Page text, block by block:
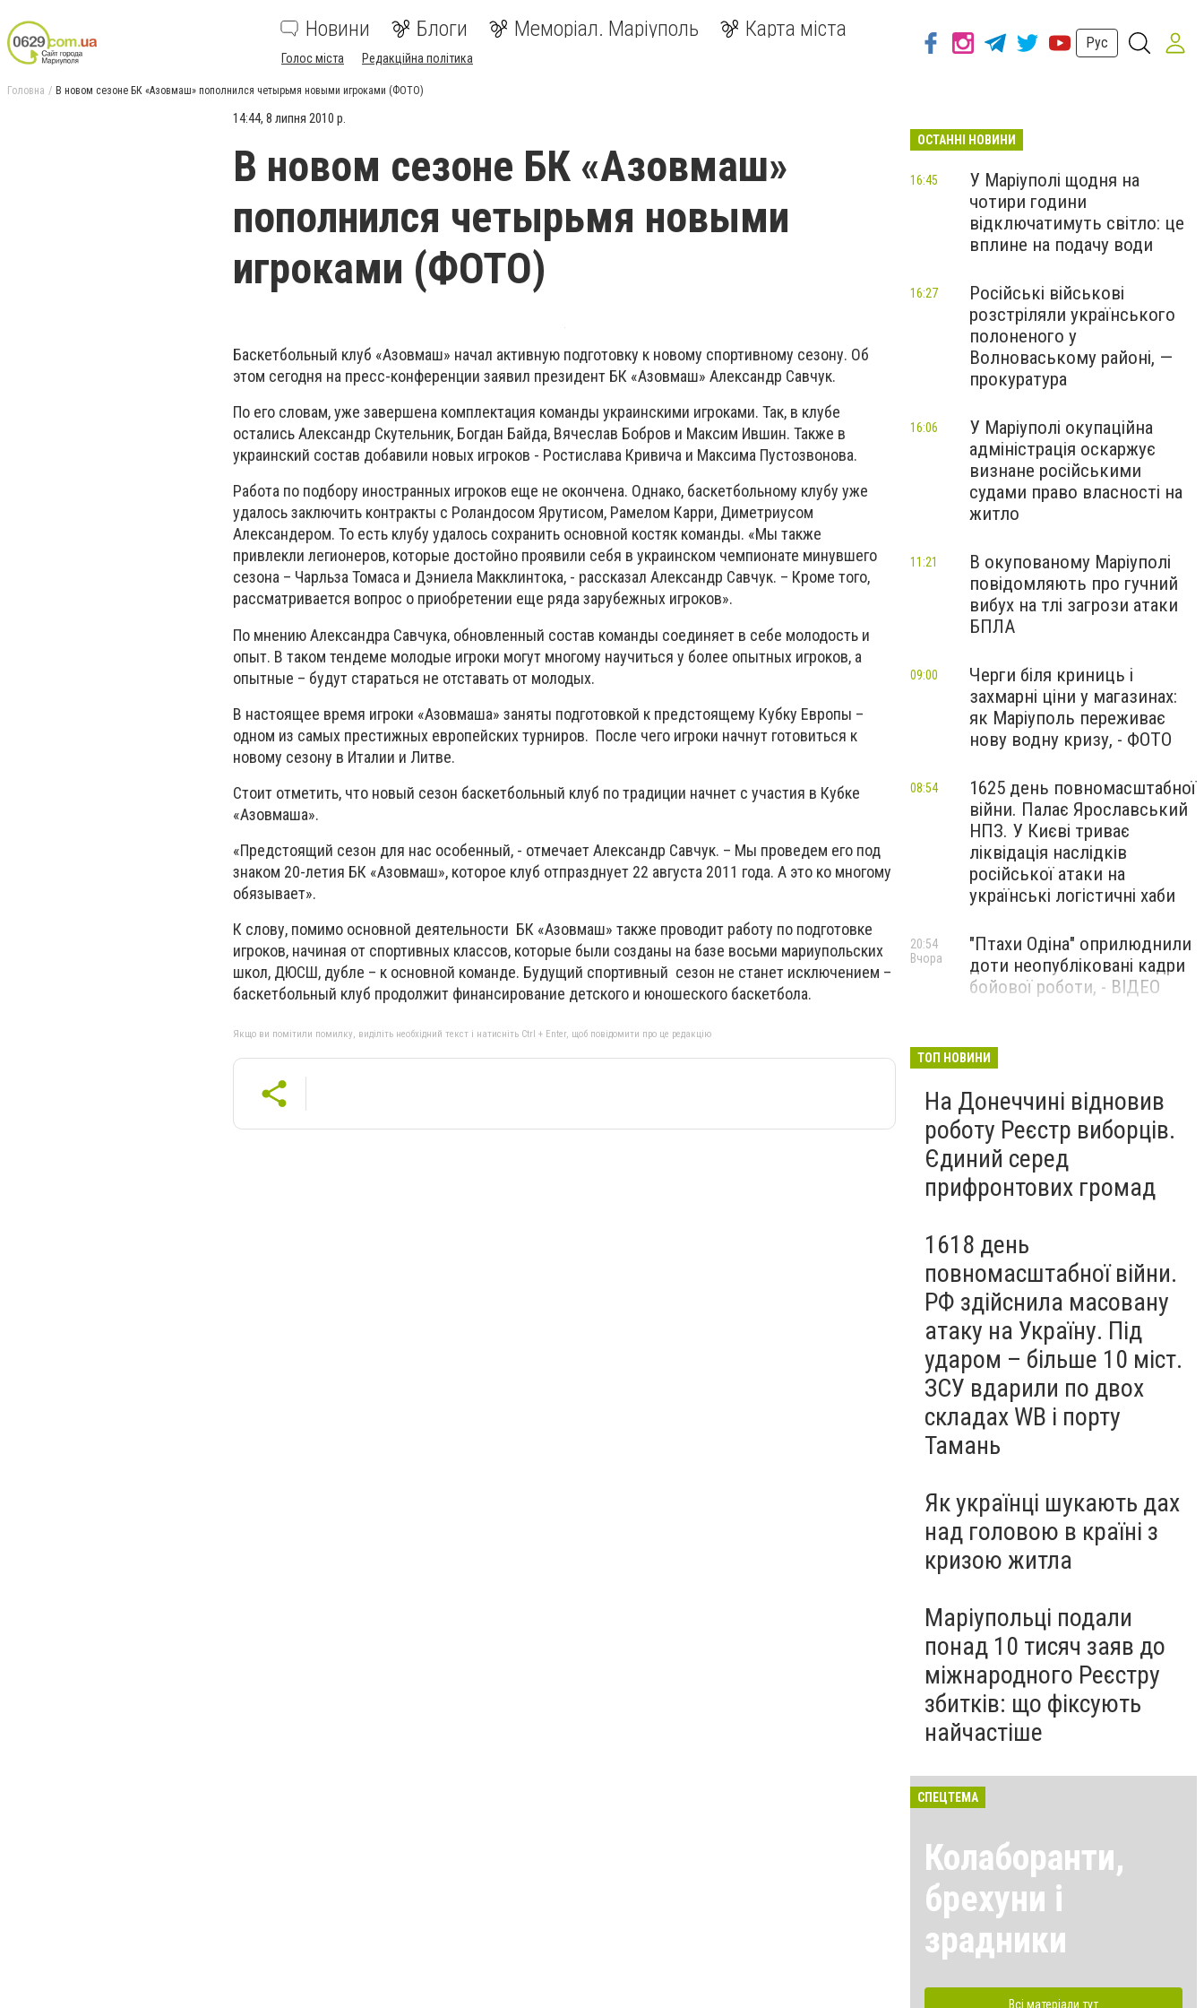
Новини Блоги Меморіал. Маріуполь Карта міста
Голос міста Редакційна політика
Рус
Головна В новом сезоне БК «Азовмаш» пополнился четырьмя новыми игроками (ФОТО)
14:44, 8 липня 2010 р.
В новом сезоне БК «Азовмаш»
пополнился четырьмя новыми
игроками (ФОТО)
Баскетбольный клуб «Азовмаш» начал активную подготовку к новому спортивному сезону. Об
этом сегодня на пресс-конференции заявил президент БК «Азовмаш» Александр Савчук.
По его словам, уже завершена комплектация команды украинскими игроками. Так, в клубе
остались Александр Скутельник, Богдан Байда, Вячеслав Бобров и Максим Ившин. Также в
украинский состав добавили новых игроков - Ростислава Кривича и Максима Пустозвонова.
Работа по подбору иностранных игроков еще не окончена. Однако, баскетбольному клубу уже
удалось заключить контракты с Роландосом Ярутисом, Рамелом Карри, Диметриусом
Александером. То есть клубу удалось сохранить основной костяк команды. «Мы также
привлекли легионеров, которые достойно проявили себя в украинском чемпионате минувшего
сезона – Чарльза Томаса и Дэниела Макклинтока, - рассказал Александр Савчук. – Кроме того,
рассматривается вопрос о приобретении еще ряда зарубежных игроков».
По мнению Александра Савчука, обновленный состав команды соединяет в себе молодость и
опыт. В таком тендеме молодые игроки могут многому научиться у более опытных игроков, а
опытные – будут стараться не отставать от молодых.
В настоящее время игроки «Азовмаша» заняты подготовкой к предстоящему Кубку Европы –
одном из самых престижных европейских турниров. После чего игроки начнут готовиться к
новому сезону в Италии и Литве.
Стоит отметить, что новый сезон баскетбольный клуб по традиции начнет с участия в Кубке
«Азовмаша».
«Предстоящий сезон для нас особенный, - отмечает Александр Савчук. – Мы проведем его под
знаком 20-летия БК «Азовмаш», которое клуб отпразднует 22 августа 2011 года. А это ко многому
обязывает».
К слову, помимо основной деятельности БК «Азовмаш» также проводит работу по подготовке
игроков, начиная от спортивных классов, которые были созданы на базе восьми мариупольских
школ, ДЮСШ, дубле – к основной команде. Будущий спортивный сезон не станет исключением –
баскетбольный клуб продолжит финансирование детского и юношеского баскетбола.
Якщо ви помітили помилку, виділіть необхідний текст і натисніть Ctrl + Enter, щоб повідомити про це редакцію
ОСТАННІ НОВИНИ
У Маріуполі щодня на
чотири години
відключатимуть світло: це
вплине на подачу води
16:45
Російські військові
розстріляли українського
полоненого у
Волноваському районі, —
прокуратура
16:27
У Маріуполі окупаційна
адміністрація оскаржує
визнане російськими
судами право власності на
житло
16:06
В окупованому Маріуполі
повідомляють про гучний
вибух на тлі загрози атаки
БПЛА
11:21
Черги біля криниць і
захмарні ціни у магазинах:
як Маріуполь переживає
нову водну кризу, - ФОТО
09:00
1625 день повномасштабної
війни. Палає Ярославський
НПЗ. У Києві триває
ліквідація наслідків
російської атаки на
українські логістичні хаби
08:54
"Птахи Одіна" оприлюднили
доти неопубліковані кадри
бойової роботи, - ВІДЕО
20:54
Вчора
Бєдняков зіграє тата
новому українському
фільмі, - ФОТО
Вчора
ТОП НОВИНИ
На Донеччині відновив
роботу Реєстр виборців.
Єдиний серед
прифронтових громад
1618 день
повномасштабної війни.
РФ здійснила масовану
атаку на Україну. Під
ударом – більше 10 міст.
ЗСУ вдарили по двох
складах WB і порту
Тамань
Як українці шукають дах
над головою в країні з
кризою житла
Маріупольці подали
понад 10 тисяч заяв до
міжнародного Реєстру
збитків: що фіксують
найчастіше
СПЕЦТЕМА
Колаборанти,
брехуни і
зрадники
Всі матеріали тут